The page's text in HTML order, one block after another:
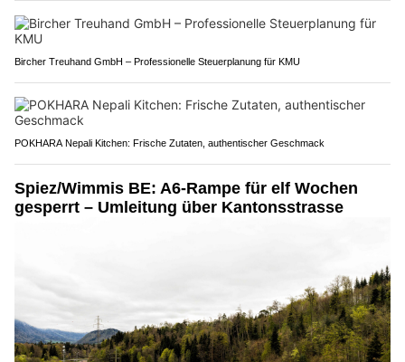
Bircher Treuhand GmbH – Professionelle Steuerplanung für KMU
POKHARA Nepali Kitchen: Frische Zutaten, authentischer Geschmack
Spiez/Wimmis BE: A6-Rampe für elf Wochen
gesperrt – Umleitung über Kantonsstrasse